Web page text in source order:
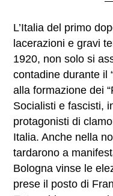
L’Italia del primo
lacerazioni e gravi
1920, non solo si
contadine durante il
alla formazione dei
Socialisti e fascisti,
protagonisti di
Italia. Anche nella
tardarono a
Bologna vinse le
prese il posto di